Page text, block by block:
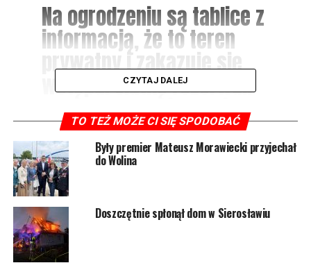
Na ogrodzeniu są tablice z
informacją, że to teren
prywatny i zakazuje się
wstępu. Siatkę rozerwali
prawdopodobnie ludzie,
którzy wypoczywali w tym
miejscu w kamperach i
nie mieli jak wyjechać –
mówi jeden z
mieszkańców. – Szkoda
tego terenu – wzdycha.
CZYTAJ DALEJ
TO TEŻ MOŻE CI SIĘ SPODOBAĆ
Były premier Mateusz Morawiecki przyjechał
do Wolina
Doszczętnie spłonął dom w Sierosławiu